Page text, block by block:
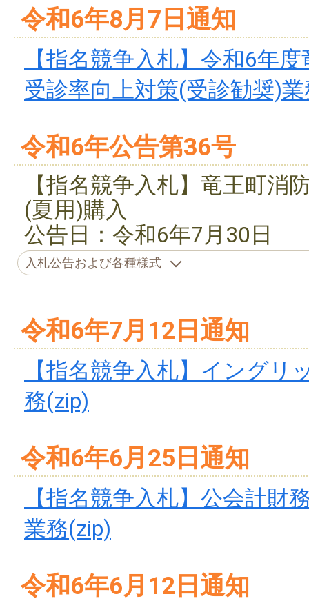
令和6年8月7日通知
【指名競争入札】令和6年
受診率向上対策(受診勧奨)
令和6年公告第36号
【指名競争入札】竜王町消
(夏用)購入
公告日：令和6年7月30日
入札公告および各種様式
令和6年7月12日通知
【指名競争入札】イング
務(zip)
令和6年6月25日通知
【指名競争入札】公会計財
業務(zip)
令和6年6月12日通知